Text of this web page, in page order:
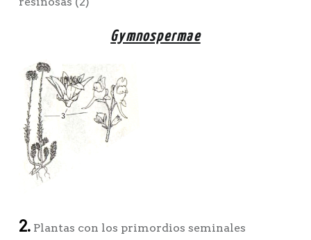
Gymnospermae
2.Plantas con los primordios seminales